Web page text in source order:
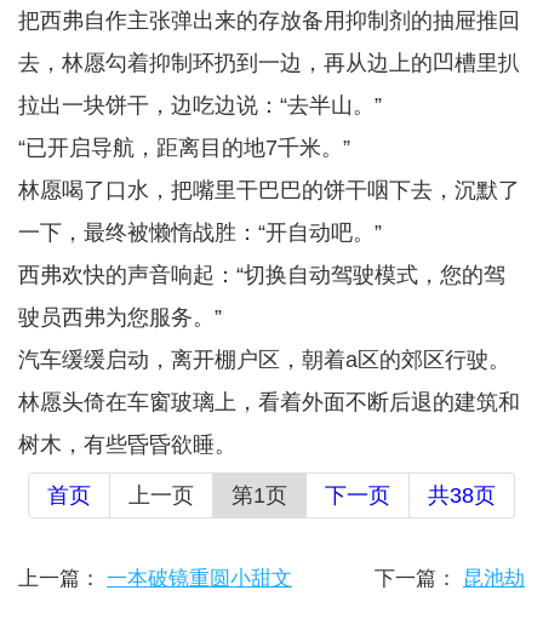
把西弗自作主张弹出来的存放备用抑制剂的抽屉推回
去，林愿勾着抑制环扔到一边，再从边上的凹槽里扒
拉出一块饼干，边吃边说：“去半山。”
“已开启导航，距离目的地7千米。”
林愿喝了口水，把嘴里干巴巴的饼干咽下去，沉默了
一下，最终被懒惰战胜：“开自动吧。”
西弗欢快的声音响起：“切换自动驾驶模式，您的驾
驶员西弗为您服务。”
汽车缓缓启动，离开棚户区，朝着a区的郊区行驶。
林愿头倚在车窗玻璃上，看着外面不断后退的建筑和
树木，有些昏昏欲睡。
首页 上一页 第1页 下一页 共38页
上一篇： 一本破镜重圆小甜文 下一篇： 昆池劫